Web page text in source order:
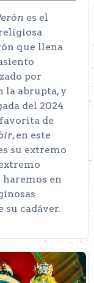
es el
que llena
por
la abrupta, y
del 2024
de
, en este
su extremo
haremos en
su cadáver.